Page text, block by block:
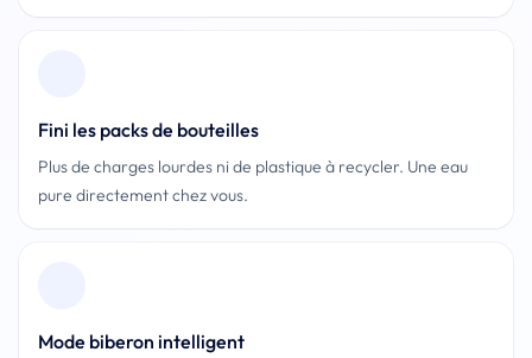
Fini les packs de bouteilles
Plus de charges lourdes ni de plastique à recycler. Une eau
pure directement chez vous.
Mode biberon intelligent